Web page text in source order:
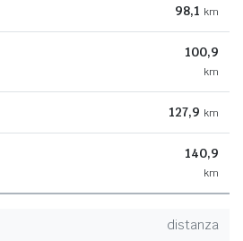
98,1 km
100,9
km
127,9 km
140,9
km
distanza